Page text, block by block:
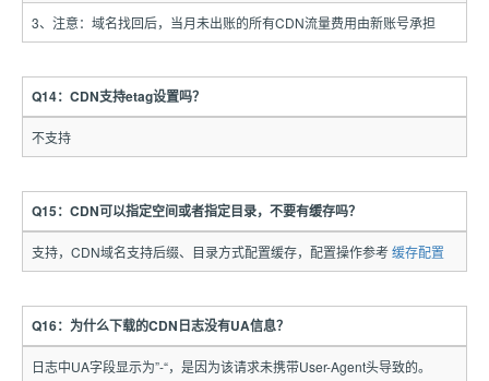
3、注意：域名找回后，当月未出账的所有CDN流量费用由新账号承担
Q14：CDN支持etag设置吗？
不支持
Q15：CDN可以指定空间或者指定目录，不要有缓存吗？
支持，CDN域名支持后缀、目录方式配置缓存，配置操作参考缓存配置
Q16：为什么下载的CDN日志没有UA信息？
日志中UA字段显示为”-“，是因为该请求未携带User-Agent头导致的。